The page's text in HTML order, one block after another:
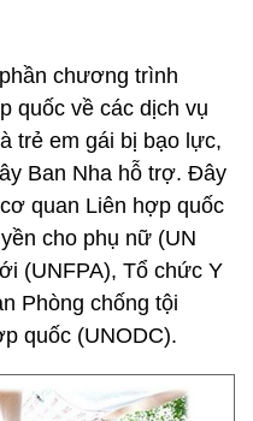
chương trình
quốc về các dịch vụ
trẻ em gái bị bạo lực,
Ban Nha hỗ trợ. Đây
quan Liên hợp quốc
cho phụ nữ (UN
(UNFPA), Tổ chức Y
Phòng chống tội
quốc (UNODC).